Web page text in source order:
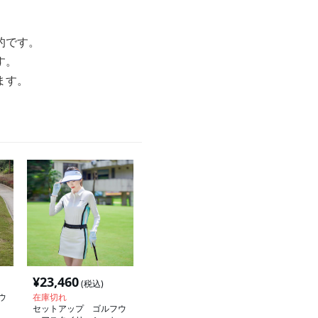
す。
。
¥23,460(税込)
在庫切れ
セットアップ ゴルフウ